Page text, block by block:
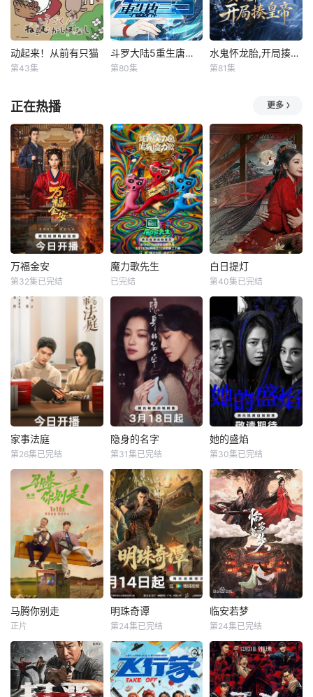
在这个世界里，人
们生来就背负着等
级与既定使命。战
士、格斗家、僧
侣、魔法师、盗
者、勇者。而其中
数量最多、毫无
角是酷爱甜食的小
女孩阿梅，以及她
嘴里那颗蛀牙——
龋齿。
清视频免费在线观
看】两人在洞房夜
发起暗杀，却发现
彼此皆是不死之
身。为了得到对方
动起来！从前有只猫
植田佳奈
暂无简介
动起来！从前有只猫
第43集
斗罗大陆5重生唐三 动态漫画
中遨游，寻找妻子
转世重生的世界。
神王唐三的妻子小
舞因病去世，唐三
放弃万年修为和神
王身份前往妖精大
陆寻找能和小舞再
续前缘的方法。在
神识的牵引下，他
来到了一个叫做妖
精大陆的
斗罗大陆5重生唐三 动态漫画
第80集
水鬼怀龙胎,开局揍皇帝
绝美水鬼沈听蝉被
龙血馋醒，阴差阳
错修成人身,揣上龙
种，暴揍皇帝一对
熊猫眼后带球跑
路！ 三年后，奶团
子闯进御书房对绝
嗣暴君猛吸：“你血
好香，我娘说血最
香的就是我爹！”
水鬼怀龙胎,开局揍皇帝
第81集
正在热播 更多
万福金安
吴曼思
皇后顾清遭害葬身
火海，魂穿为尚衣
局婢女凤卿。为护
妹妹顾婉、查找真
凶，她以婢女之身
周旋于一众嫔妃之
间，更联合太医弟
弟顾玹智斗后宫各
方势力，于九重宫
阙步步为营，与帝
交锋中悄然重续
【嘿叭电影
万福金安
第32集已完结
魔力歌先生
大张伟
来自各行各业、不
同身份年龄的魔力s
ir正式集结！进阶
舞台考核已就位，
竞逐魔力歌的极致
演绎，在欢乐解
压、魔力开唱的氛
围里，共同诞生年
度魔力歌先生，一
段充满未知与惊喜
启【嘿叭电影-高清
视频
魔力歌先生
已完结
白日提灯
陈飞宇
魏哲鸣
改编自黎青燃小说
《白日提灯》。
天赋卓然的鬼王
贺思慕，在休
白日提灯
第40集已完结
家事法庭
黄璐
青年法官沈谢秩携
手律师秦睿，与舒
静、胡艾溪、陈向
辉等法律同侪深入
基层工作，为人民
群众解决亲子矛
盾、婚姻困境等纷
繁的社会、家庭问
题；在一桩桩案件
中，秉持法律无情
行初心使命、坚守
法治信仰的
家事法庭
第26集已完结
隐身的名字
刘雅瑟
本剧改编自豆瓣阅
读连载小说《隐身
的名字》，作者易
难【嘿叭电影-高清
视频免费在线观
看】
隐身的名字
第31集已完结
她的盛焰
袁姗姗
三年前，数学天才
饶雨瓷被闺蜜兼创
业合伙人白靓靓设
计构陷，因‘药物成
瘾’袭击母亲，被家
人强制送进了心康
治疗中心接受治
疗，而白靓靓靠卖
掉两人创办的公
司，成为历森集团
情、爱情、事业悉
数从她的
她的盛焰
第30集已完结
马腾你别走
宋茜
没钱没爱还没心没
肺的马腾（林更新
马腾你别走
正片
明珠奇谭
李艺彤
一双绣花鞋拉开了
文物专家陈友熙的
明珠奇谭
第24集已完结
临安若梦
白川
出品公司：中视天
鸿 开机时间：
临安若梦
第24集已完结